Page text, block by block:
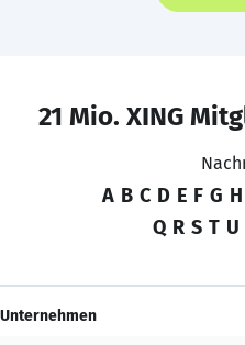
21 Mio. XING
A B C D E F G H
Q R S T U
Unternehmen